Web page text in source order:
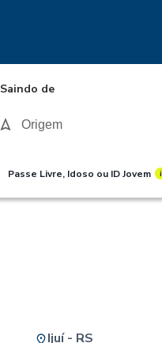
Saindo de
Passe Livre, Idoso ou ID Jovem i
Ijuí - RS